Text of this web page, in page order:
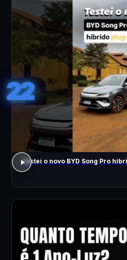
22
Testei o novo BYD Song Pro